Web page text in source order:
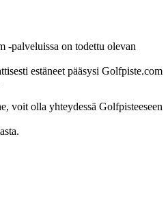
-palveluissa on todettu olevan
estäneet pääsysi Golfpiste.com
voit olla yhteydessä Golfpisteeseen